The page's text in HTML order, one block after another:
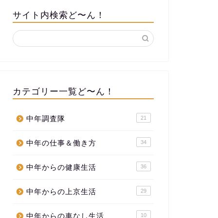
サイト内検索ど〜ん！
カテゴリー一覧ど〜ん！
中年調査隊 21
中年の仕事＆働き方 34
中年からの健康生活 36
中年からの上京生活 29
中年からの車なし生活 10